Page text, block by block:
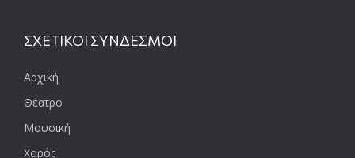
ΣΧΕΤΙΚΟΙ ΣΥΝΔΕΣΜΟΙ
Αρχική
Θέατρο
Μουσική
Χορός